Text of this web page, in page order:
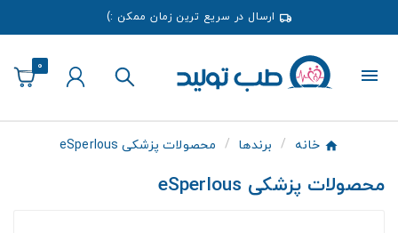
ارسال در سریع ترین زمان ممکن :)
0
خانه برندها محصولات پزشکی eSperlous
محصولات پزشکی eSperlous